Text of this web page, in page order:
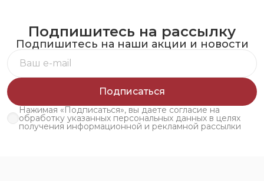
Подпишитесь на рассылку
Подпишитесь на наши акции и новости
Подписаться
Нажимая «Подписаться», вы даете согласие на
обработку указанных персональных данных в целях
получения информационной и рекламной рассылки